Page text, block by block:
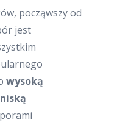
począwszy od
jest
wysoką
niską